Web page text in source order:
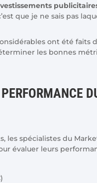
que je ne sais pas
ont été faits
les bonnes
les spécialistes du
évaluer leurs
)